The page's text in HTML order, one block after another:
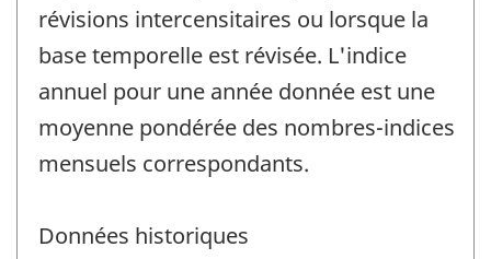
révisions intercensitaires ou lorsque la
base temporelle est révisée. L'indice
annuel pour une année donnée est une
moyenne pondérée des nombres-indices
mensuels correspondants.
Données historiques